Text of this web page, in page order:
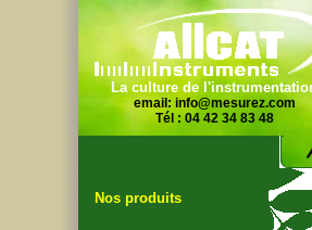
La culture de
email: info@mesurez.com
Tél : 04 42 34 83 48
Nos produits